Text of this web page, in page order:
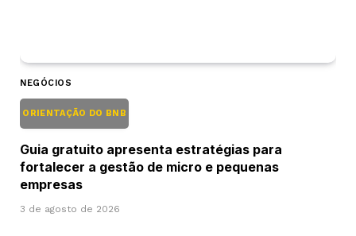
NEGÓCIOS
ORIENTAÇÃO DO BNB
Guia gratuito apresenta estratégias para
fortalecer a gestão de micro e pequenas
empresas
3 de agosto de 2026